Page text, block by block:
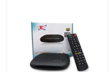
テレビの上箱
DVBCはセット トップ